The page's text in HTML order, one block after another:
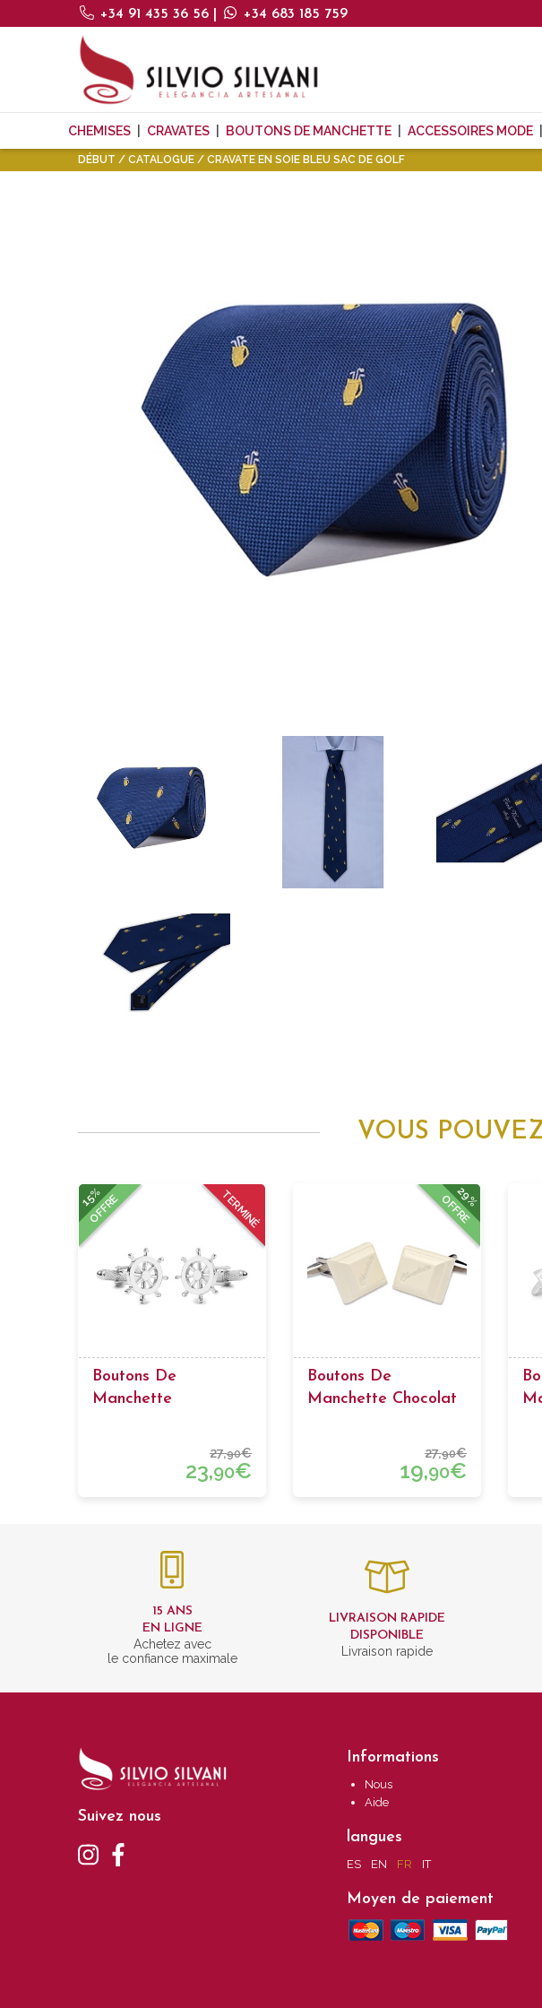
+34 91 435 36 56 +34 683 185 759
CHEMISES CRAVATES BOUTONS DE MANCHETTE ACCESSOIRES MODE
DÉBUT CATALOGUE CRAVATE EN SOIE BLEU SAC DE GOLF
VOUS
TERMINÉ
15%
OFFRE
Boutons De
Manchette
27,90€
23,90€
29%
OFFRE
Boutons De
Manchette Chocolat
27,90€
19,90€
15 ANS
EN LIGNE
Achetez avec
le confiance maximale
LIVRAISON RAPIDE
DISPONIBLE
Livraison rapide
Suivez nous
Informations
Nous
Aide
langues
ES EN FR IT
Moyen de paiement